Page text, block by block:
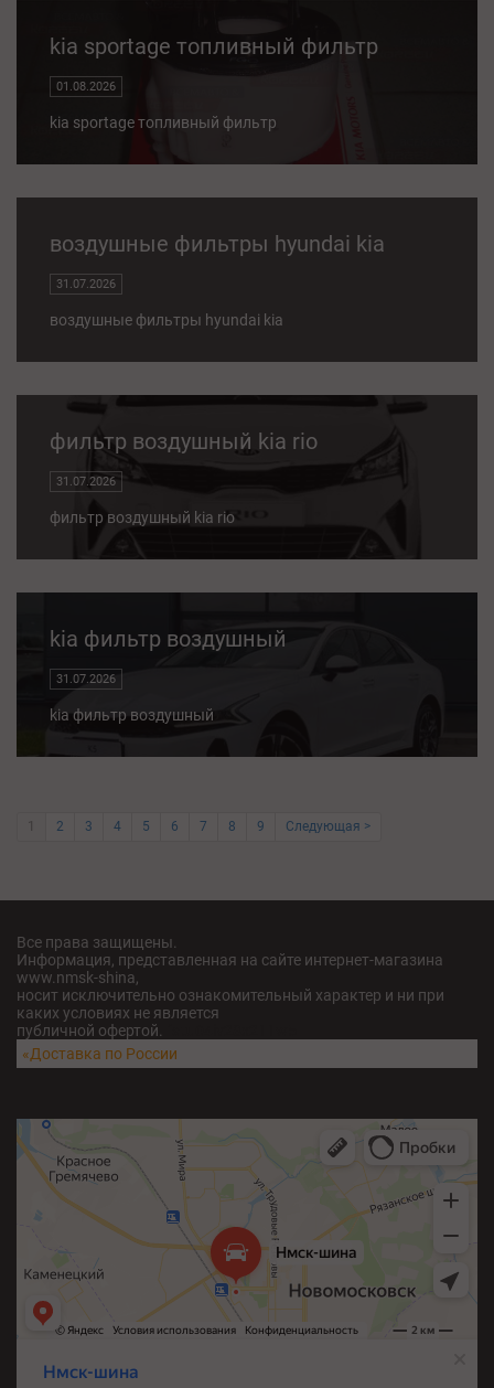
kia sportage топливный фильтр
01.08.2026
kia sportage топливный фильтр
воздушные фильтры hyundai kia
31.07.2026
воздушные фильтры hyundai kia
фильтр воздушный kia rio
31.07.2026
фильтр воздушный kia rio
kia фильтр воздушный
31.07.2026
kia фильтр воздушный
1 2 3 4 5 6 7 8 9 Следующая >
Все права защищены.
Информация, представленная на сайте интернет-магазина
www.nmsk-shina,
носит исключительно ознакомительный характер и ни при
каких условиях не является
публичной офертой.
«Доставка по России